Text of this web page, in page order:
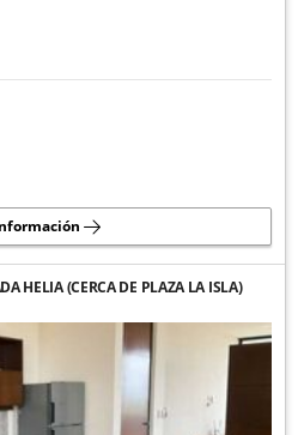
HELIA (CERCA DE PLAZA LA ISLA)